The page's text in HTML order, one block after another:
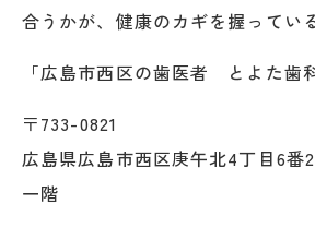
合うかが、健康のカギを握ってい
「広島市西区の歯医者 とよた歯
〒733-0821
広島県広島市西区庚午北4丁目6番
一階